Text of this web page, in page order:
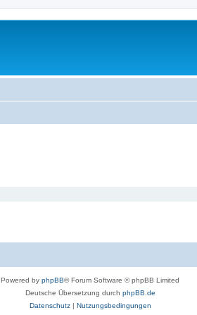
Powered by phpBB® Forum Software © phpBB Limited
Deutsche Übersetzung durch phpBB.de
Datenschutz| Nutzungsbedingungen